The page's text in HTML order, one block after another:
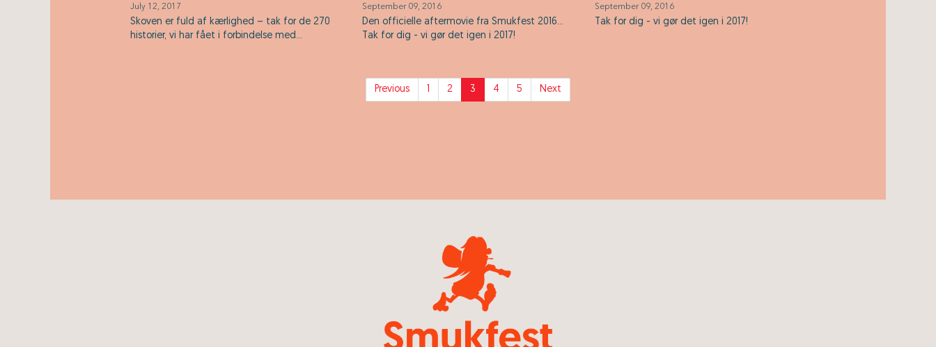
July 12, 2017
Skoven er fuld af kærlighed – tak for de 270
historier, vi har fået i forbindelse med...
September 09, 2016
Den officielle aftermovie fra Smukfest 2016...
Tak for dig - vi gør det igen i 2017!
September 09, 2016
Tak for dig - vi gør det igen i 2017!
Previous 1 2 3 4 5 Next